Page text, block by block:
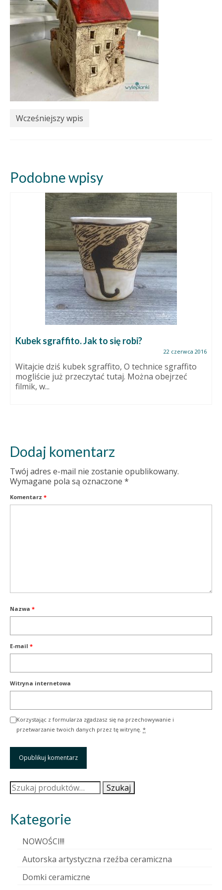
Wcześniejszy wpis
Podobne wpisy
Kubek sgraffito. Jak to się robi?
22 czerwca 2016
Witajcie dziś kubek sgraffito, O technice sgraffito
mogliście już przeczytać tutaj. Można obejrzeć
filmik, w...
Dodaj komentarz
Twój adres e-mail nie zostanie opublikowany.
Wymagane pola są oznaczone *
Komentarz *
Nazwa *
E-mail *
Witryna internetowa
Korzystając z formularza zgadzasz się na przechowywanie i
przetwarzanie twoich danych przez tę witrynę. *
Szukaj: Szukaj
Kategorie
NOWOŚCI!!!
Autorska artystyczna rzeźba ceramiczna
Domki ceramiczne